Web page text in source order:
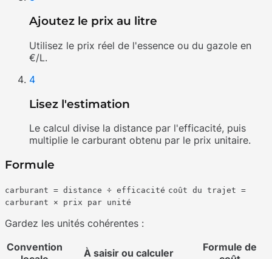
Ajoutez le prix au litre
Utilisez le prix réel de l'essence ou du gazole en
€/L.
4
Lisez l'estimation
Le calcul divise la distance par l'efficacité, puis
multiplie le carburant obtenu par le prix unitaire.
Formule
carburant = distance ÷ efficacité coût du trajet =
carburant × prix par unité
Gardez les unités cohérentes :
Convention
À saisir ou calculer
Formule de